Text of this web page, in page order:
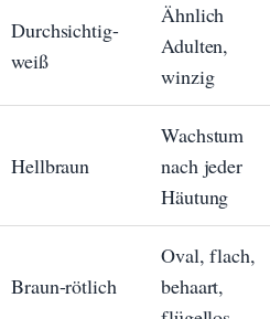
Durchsichtig-
weiß
Ähnlich
Adulten,
winzig
Hellbraun
Wachstum
nach jeder
Häutung
Braun-rötlich
Oval, flach,
behaart,